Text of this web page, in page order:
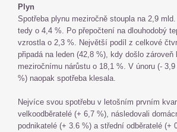
Plyn
Spotřeba plynu meziročně stoupla na 2,9
tedy o 4,4 %. Po přepočtení na dlouhodobý
vzrostla o 2,3 %. Největší podíl z celkové
připadá na leden (42,8 %), kdy došlo zároveň
meziročnímu nárůstu o 18,1 %. V únoru (-
%) naopak spotřeba klesala.
Nejvíce svou spotřebu v letošním prvním
velkoodběratelé (+ 6,7 %), následovali
podnikatelé (+ 3.6 %) a střední odběratelé (+